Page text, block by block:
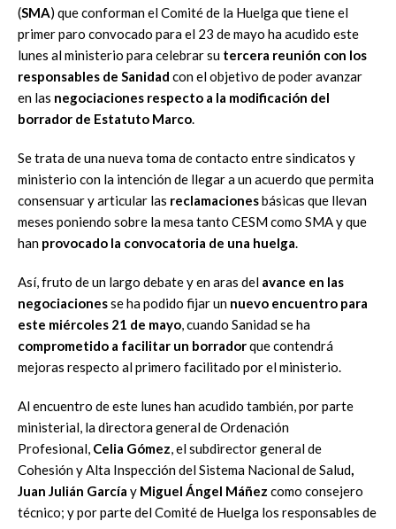
(SMA) que conforman el Comité de la Huelga que tiene el
primer paro convocado para el 23 de mayo ha acudido este
lunes al ministerio para celebrar su tercera reunión con los
responsables de Sanidad con el objetivo de poder avanzar
en las negociaciones respecto a la modificación del
borrador de Estatuto Marco.
Se trata de una nueva toma de contacto entre sindicatos y
ministerio con la intención de llegar a un acuerdo que permita
consensuar y articular las reclamacionesbásicas que llevan
meses poniendo sobre la mesa tanto CESM como SMA y que
han provocado la convocatoria de una huelga.
Así, fruto de un largo debate y en aras del avance en las
negociacionesse ha podido fijar un nuevo encuentro para
este miércoles 21 de mayo, cuando Sanidad se ha
comprometido a facilitar un borradorque contendrá
mejoras respecto al primero facilitado por el ministerio.
Al encuentro de este lunes han acudido también, por parte
ministerial, la directora general de Ordenación
Profesional, Celia Gómez, el subdirector general de
Cohesión y Alta Inspección del Sistema Nacional de Salud,
Juan Julián García y Miguel Ángel Máñez como consejero
técnico; y por parte del Comité de Huelga los responsables de